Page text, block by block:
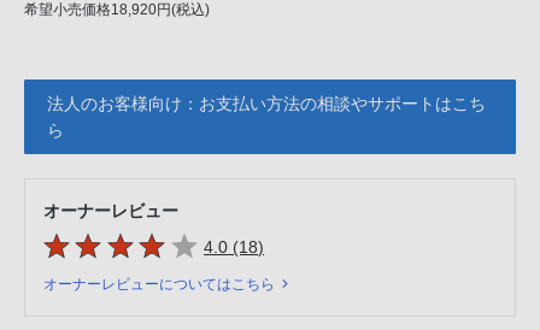
希望小売価格18,920円(税込)
法人のお客様向け：お支払い方法の相談やサポートはこち
ら
オーナーレビュー
5つの星のうち
4.0 (18件のレビュー
)
オーナーレビューについてはこちら